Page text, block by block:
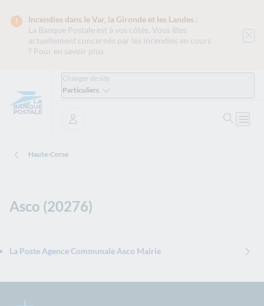
Incendies dans le Var, la Gironde et les Landes :
La Banque Postale est à vos côtés. Vous êtes
actuellement concernés par les incendies en cours
? Pour en savoir plus
Changer de site
Particuliers
Se connecter
Haute-Corse
Asco (20276)
La Poste Agence Communale Asco Mairie